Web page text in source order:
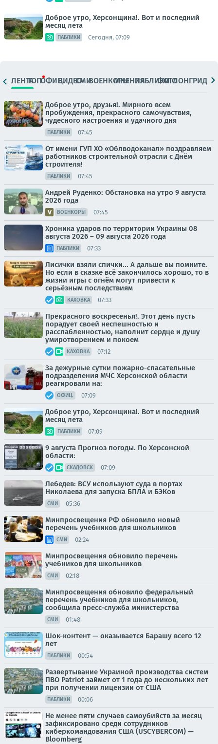
Доброе утро, Херсонщина!. Вот и последний
месяц лета
ПАБЛИКИ Сегодня, 07:09
ЛЕНТАТОПОФИЦ.ВИДЕОСМИВОЕНКОРЫМНЕНИЯПАБЛИКИ
ФОТОЛОНГРИДЫ
Доброе утро, друзья!. Мирного всем
пробуждения, прекрасного самочувствия,
чудесного настроения и удачного дня
ПАБЛИКИ 07:45
От имени ГУП ХО «Облводоканал» поздравляем
работников строительной отрасли с Днём
строителя!
ПАБЛИКИ 07:45
Андрей Руденко: Обстановка на утро 9 августа
2026 года
ВОЕНКОРЫ 07:45
Хроника ударов по территории Украины 08
августа 2026 – 09 августа 2026 года
ПАБЛИКИ 07:33
Лисички взяли спички... А дальше вы помните.
Но если в сказке всё закончилось хорошо, то в
жизни игры с огнём могут привести к
серьёзным последствиям
КАХОВКА 07:33
Прекрасного воскресенья!. Этот день пусть
порадует своей неспешностью и
расслабленностью, наполнит сердце и душу
умиротворением и покоем
КАХОВКА 07:12
За дежурные сутки пожарно-спасательные
подразделения МЧС Херсонской области
реагировали на:
ОФИЦ. 07:09
Доброе утро, Херсонщина!. Вот и последний
месяц лета
ПАБЛИКИ 07:09
9 августа Прогноз погоды. По Херсонской
области:
СКАДОВСК 07:09
Лебедев: ВСУ используют суда в портах
Николаева для запуска БПЛА и БЭКов
СМИ 05:36
Минпросвещения РФ обновило новый
перечень учебников для школьников
СМИ 02:24
Минпросвещения обновило перечень
учебников для школьников
СМИ 02:18
Минпросвещения обновило федеральный
перечень учебников для школьников,
сообщила пресс-служба министерства
СМИ 01:48
Шок-контент — оказывается Барашу всего 12
лет
ПАБЛИКИ 00:54
Развертывание Украиной производства систем
ПВО Patriot займет от 1 года до нескольких лет
при получении лицензии от США
ПАБЛИКИ 00:06
Не менее пяти случаев самоубийств за месяц
зафиксировано среди сотрудников
киберкомандования США (USCYBERCOM) —
Bloomberg